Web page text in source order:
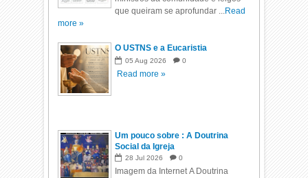
que queiram se aprofundar ...Read
more »
O USTNS e a Eucaristia
05 Aug 2026 0
Read more »
Um pouco sobre : A Doutrina
Social da Igreja
28 Jul 2026 0
Imagem da Internet A Doutrina